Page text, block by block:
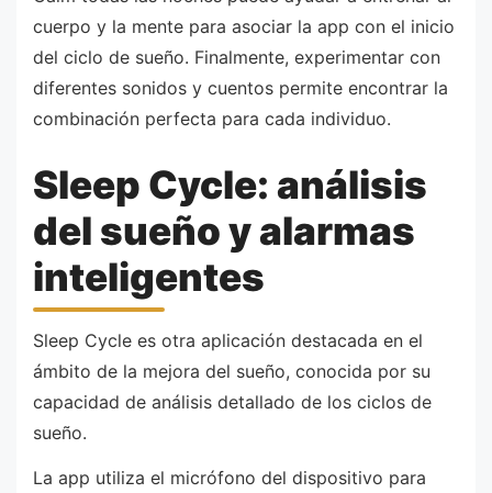
cuerpo y la mente para asociar la app con el inicio
del ciclo de sueño. Finalmente, experimentar con
diferentes sonidos y cuentos permite encontrar la
combinación perfecta para cada individuo.
Sleep Cycle: análisis
del sueño y alarmas
inteligentes
Sleep Cycle es otra aplicación destacada en el
ámbito de la mejora del sueño, conocida por su
capacidad de análisis detallado de los ciclos de
sueño.
La app utiliza el micrófono del dispositivo para